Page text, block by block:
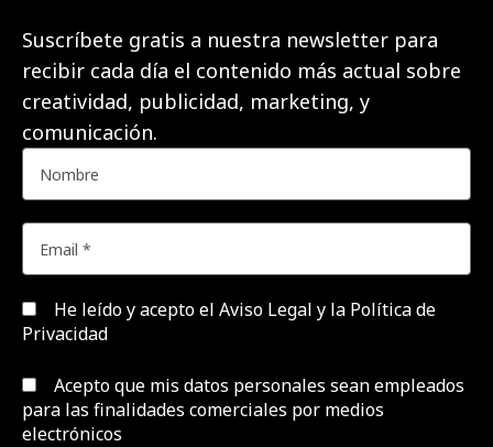
Suscríbete gratis a nuestra newsletter para
recibir cada día el contenido más actual sobre
creatividad, publicidad, marketing, y
comunicación.
He leído y acepto el Aviso Legal y la Política de
Privacidad
Acepto que mis datos personales sean empleados
para las finalidades comerciales por medios
electrónicos